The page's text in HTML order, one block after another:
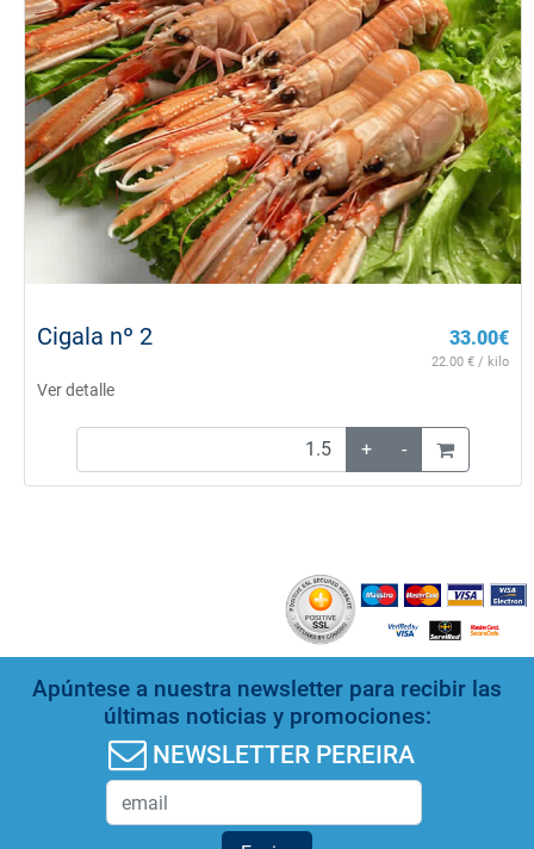
Cigala nº 2 33.00€
22.00 € / kilo
Ver detalle
+ -
Apúntese a nuestra newsletter para recibir las
últimas noticias y promociones:
NEWSLETTER PEREIRA